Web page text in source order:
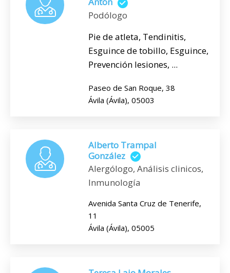
Podólogo
Pie de atleta, Tendinitis,
Esguince de tobillo, Esguince,
Prevención lesiones, ...
Paseo de San Roque, 38
Ávila (Ávila), 05003
Alberto Trampal
González
Alergólogo, Análisis clinicos,
Inmunología
Avenida Santa Cruz de Tenerife,
11
Ávila (Ávila), 05005